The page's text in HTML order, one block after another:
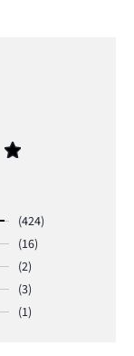
(424)
(16)
(2)
(3)
(1)